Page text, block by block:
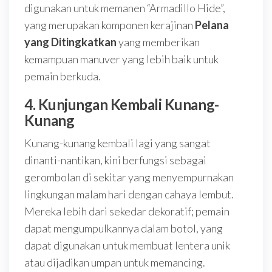
digunakan untuk memanen “Armadillo Hide”,
yang merupakan komponen kerajinan Pelana
yang Ditingkatkanyang memberikan
kemampuan manuver yang lebih baik untuk
pemain berkuda.
4. Kunjungan Kembali Kunang-
Kunang
Kunang-kunang kembali lagi yang sangat
dinanti-nantikan, kini berfungsi sebagai
gerombolan di sekitar yang menyempurnakan
lingkungan malam hari dengan cahaya lembut.
Mereka lebih dari sekedar dekoratif; pemain
dapat mengumpulkannya dalam botol, yang
dapat digunakan untuk membuat lentera unik
atau dijadikan umpan untuk memancing.